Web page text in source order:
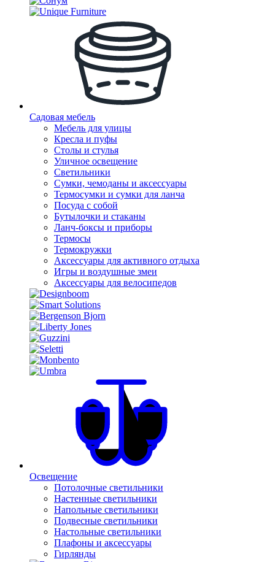
Садовая мебель
Мебель для улицы
Кресла и пуфы
Столы и стулья
Уличное освещение
Светильники
Сумки, чемоданы и аксессуары
Термосумки и сумки для ланча
Посуда с собой
Бутылочки и стаканы
Ланч-боксы и приборы
Термосы
Термокружки
Аксессуары для активного отдыха
Игры и воздушные змеи
Аксессуары для велосипедов
Освещение
Потолочные светильники
Настенные светильники
Напольные светильники
Подвесные светильники
Настольные светильники
Плафоны и аксессуары
Гирлянды